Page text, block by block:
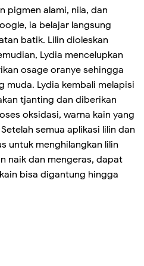
pigmen alami, nila, dan
ia belajar langsung
batik. Lilin dioleskan
Lydia mencelupkan
osage oranye sehingga
muda. Lydia kembali melapisi
tjanting dan diberikan
oksidasi, warna kain yang
semua aplikasi lilin dan
untuk menghilangkan lilin
naik dan mengeras, dapat
bisa digantung hingga